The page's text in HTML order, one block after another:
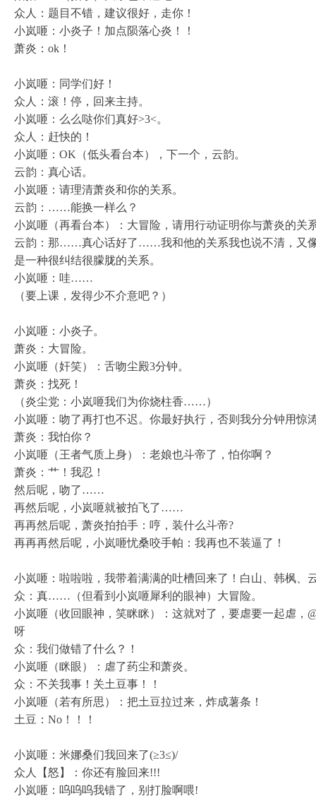
众人：题目不错，建议很好，走你！
小岚咂：小炎子！加点陨落心炎！！
萧炎：ok！
小岚咂：同学们好！
众人：滚！停，回来主持。
小岚咂：么么哒你们真好>3<。
众人：赶快的！
小岚咂：OK（低头看台本），下一个，云韵。
云韵：真心话。
小岚咂：请理清萧炎和你的关系。
云韵：……能换一样么？
小岚咂（再看台本）：大冒险，请用行动证明你与萧炎的关
云韵：那……真心话好了……我和他的关系我也说不清，又
是一种很纠结很朦胧的关系。
小岚咂：哇……
（要上课，发得少不介意吧？）
小岚咂：小炎子。
萧炎：大冒险。
小岚咂（奸笑）：舌吻尘殿3分钟。
萧炎：找死！
（炎尘党：小岚咂我们为你烧柱香……）
小岚咂：吻了再打也不迟。你最好执行，否则我分分钟用惊
萧炎：我怕你？
小岚咂（王者气质上身）：老娘也斗帝了，怕你啊？
萧炎：艹！我忍！
然后呢，吻了……
再然后呢，小岚咂就被拍飞了……
再再然后呢，萧炎拍拍手：哼，装什么斗帝?
再再再然后呢，小岚咂忧桑咬手帕：我再也不装逼了！
小岚咂：啦啦啦，我带着满满的吐槽回来了！白山、韩枫、
众：真……（但看到小岚咂犀利的眼神）大冒险。
小岚咂（收回眼神，笑眯眯）：这就对了，要虐要一起虐，
呀
众：我们做错了什么？！
小岚咂（眯眼）：虐了药尘和萧炎。
众：不关我事！关土豆事！！
小岚咂（若有所思）：把土豆拉过来，炸成薯条！
土豆：No！！！
小岚咂：米娜桑们我回来了(≥3≤)/
众人【怒】：你还有脸回来!!!
小岚咂：呜呜呜我错了，别打脸啊喂!